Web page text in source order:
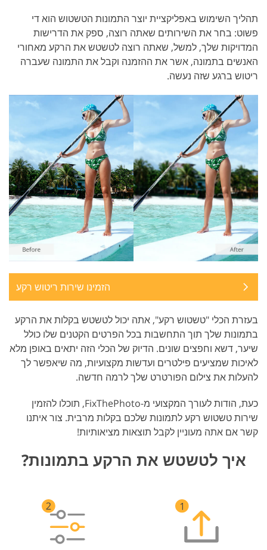
תהליך השימוש באפליקציית יוצר התמונות הטשטוש הוא די
פשוט: בחר את השירותים שאתה רוצה, ספק את הדרישות
המדויקות שלך, למשל, שאתה רוצה לטשטש את הרקע מאחורי
האנשים בתמונה, אשר את ההזמנה וקבל את התמונה שעברה
ריטוש ברגע שזה נעשה.
הזמינו שירות ריטוש רקע
בעזרת הכלי "טשטוש רקע", אתה יכול לטשטש בקלות את הרקע
בתמונות שלך תוך התחשבות בכל הפרטים הקטנים שלו כולל
שיער, דשא וחפצים שונים. הדיוק של הכלי הזה יתאים באופן מלא
לאיכות שמציעים פילטרים ועדשות מקצועיות, מה שיאפשר לך
להעלות את צילום הפורטרט שלך לרמה חדשה.
כעת, הודות לעורך המקצועי מ-FixThePhoto, תוכלו להזמין
שירות טשטוש רקע לתמונות שלכם בקלות מרבית. צור איתנו
קשר אם אתה מעוניין לקבל תוצאות מציאותיות!
איך לטשטש את הרקע בתמונות?